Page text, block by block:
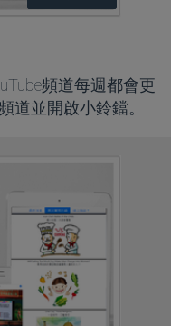
頻道每週都會更
道並開啟小鈴鐺。